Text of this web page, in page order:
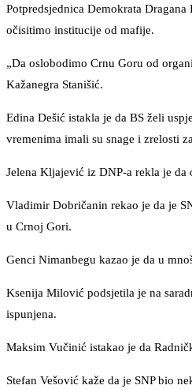
Potpredsjednica Demokrata
očisitimo institucije od mafije.
„Da oslobodimo Crnu Goru od
Kažanegra Stanišić.
Edina Dešić istakla je da BS želi
vremenima imali su snage i zrelosti
Jelena Kljajević iz DNP-a rekla je da
Vladimir Dobričanin rekao je da je
u Crnoj Gori.
Genci Nimanbegu kazao je da u
Ksenija Milović podsjetila je na
ispunjena.
Maksim Vučinić istakao je da
Stefan Vešović kaže da je SNP bio